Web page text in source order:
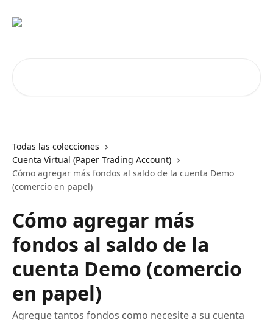
Todas las colecciones
Cuenta Virtual (Paper Trading Account)
Cómo agregar más fondos al saldo de la cuenta Demo
(comercio en papel)
Cómo agregar más
fondos al saldo de la
cuenta Demo (comercio
en papel)
Agregue tantos fondos como necesite a su cuenta